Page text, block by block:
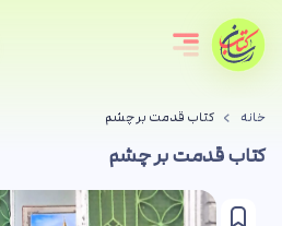
خانه کتاب قدمت بر چشم
کتاب قدمت بر چشم